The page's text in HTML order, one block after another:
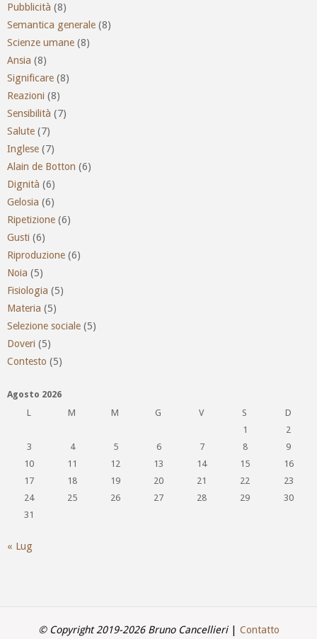
Pubblicità (8)
Semantica generale (8)
Scienze umane (8)
Ansia (8)
Significare (8)
Reazioni (8)
Sensibilità (7)
Salute (7)
Inglese (7)
Alain de Botton (6)
Dignità (6)
Gelosia (6)
Ripetizione (6)
Gusti (6)
Riproduzione (6)
Noia (5)
Fisiologia (5)
Materia (5)
Selezione sociale (5)
Doveri (5)
Contesto (5)
Agosto 2026
L
M M G V S
D
1
2
3
4 5 6 7 8
9
10
11 12 13 14 15
16
17
18 19 20 21 22
23
24
25 26 27 28 29
30
31
« Lug
© Copyright 2019-2026 Bruno Cancellieri| Contatto